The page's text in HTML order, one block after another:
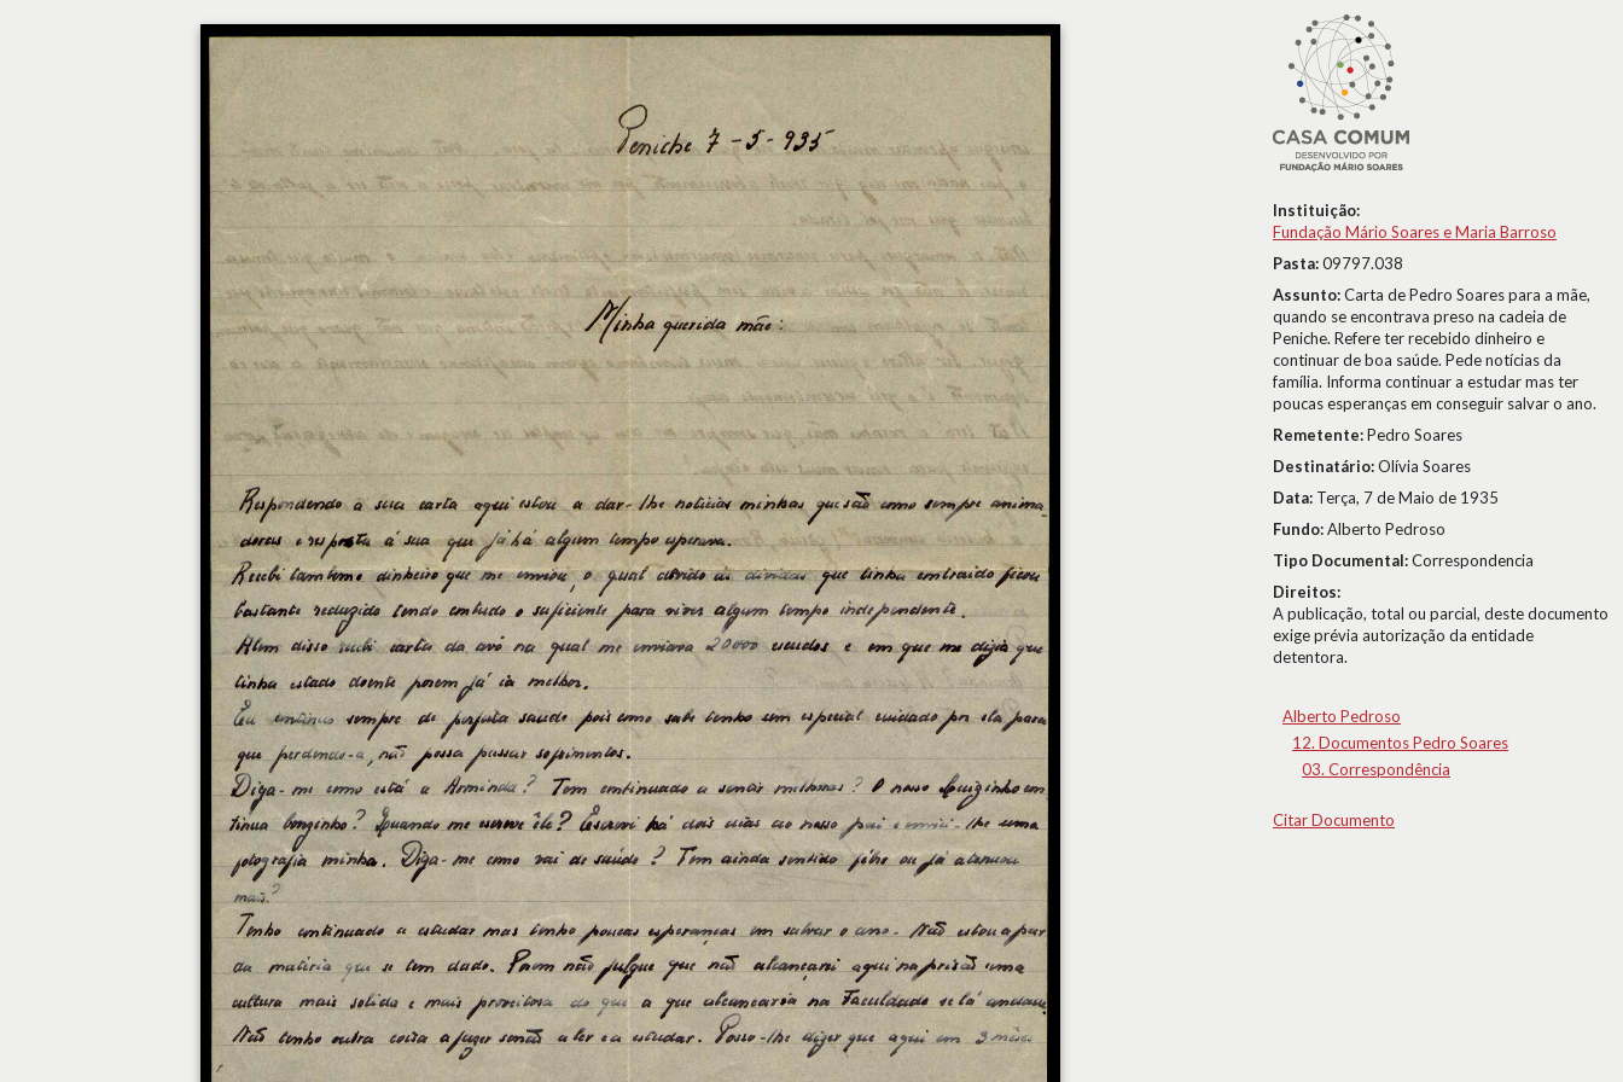
Instituição:
Fundação Mário Soares e Maria Barroso
Pasta:09797.038
Assunto:Carta de Pedro Soares para a mãe,
quando se encontrava preso na cadeia de
Peniche. Refere ter recebido dinheiro e
continuar de boa saúde. Pede notícias da
família. Informa continuar a estudar mas ter
poucas esperanças em conseguir salvar o ano.
Remetente:Pedro Soares
Destinatário:Olívia Soares
Data: Terça, 7 de Maio de 1935
Fundo:Alberto Pedroso
Tipo Documental:Correspondencia
Direitos:
A publicação, total ou parcial, deste documento
exige prévia autorização da entidade
detentora.
Alberto Pedroso
12. Documentos Pedro Soares
03. Correspondência
Citar Documento